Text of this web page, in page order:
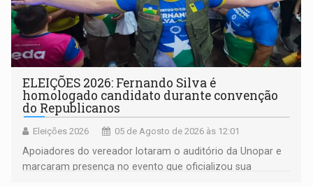
ELEIÇÕES 2026: Fernando Silva é
homologado candidato durante convenção
do Republicanos
Eleições 2026 05 de Agosto de 2026 às 12:01
Apoiadores do vereador lotaram o auditório da Unopar e
marcaram presença no evento que oficializou sua